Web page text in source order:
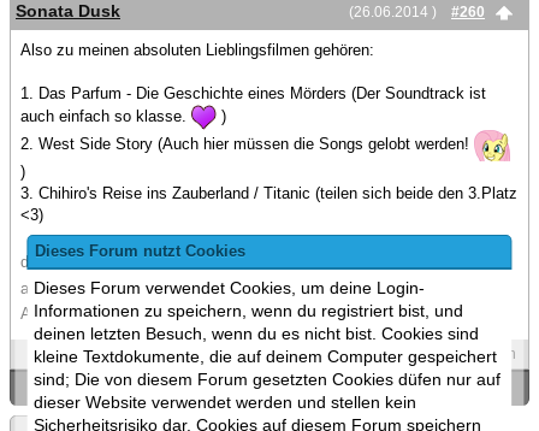
Dieses Forum nutzt Cookies
Dieses Forum verwendet Cookies, um deine Login-
Informationen zu speichern, wenn du registriert bist, und
deinen letzten Besuch, wenn du es nicht bist. Cookies sind
kleine Textdokumente, die auf deinem Computer gespeichert
sind; Die von diesem Forum gesetzten Cookies düfen nur auf
dieser Website verwendet werden und stellen kein
Sicherheitsrisiko dar. Cookies auf diesem Forum speichern
(26.06.2014 )
#260
Sonata Dusk
Also zu meinen absoluten Lieblingsfilmen gehören:
1. Das Parfum - Die Geschichte eines Mörders (Der Soundtrack ist
auch einfach so klasse.
)
2. West Side Story (Auch hier müssen die Songs gelobt werden!
)
3. Chihiro's Reise ins Zauberland / Titanic (teilen sich beide den 3.Platz
<3)
das sind mal meine Top 3
ansonsten schaue ich noch div. anderer Filme, die in die Spalte
Animation, Drama, Tragödie und Comedy fallen!
Spoilers Zitieren
«Ein Thema zurück|Ein Thema vor»